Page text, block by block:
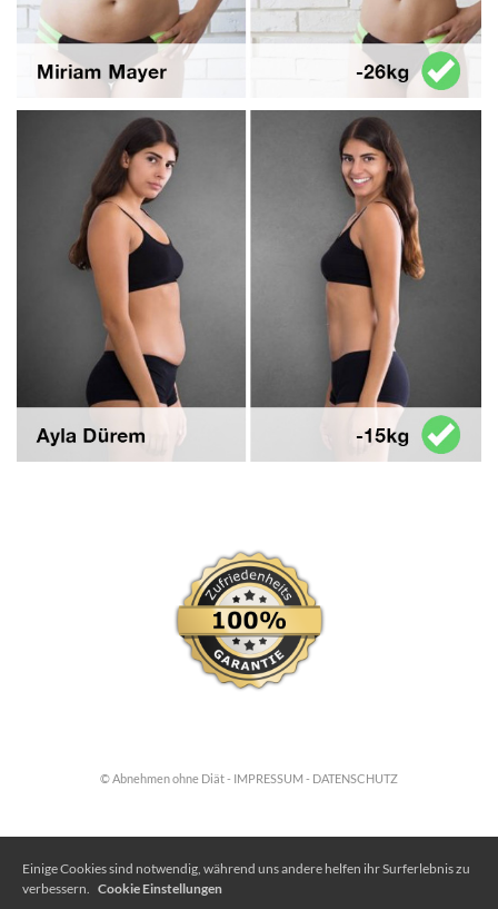
© Abnehmen ohne Diät - IMPRESSUM - DATENSCHUTZ
Einige Cookies sind notwendig, während uns andere helfen ihr Surferlebnis zu
verbessern. Cookie Einstellungen